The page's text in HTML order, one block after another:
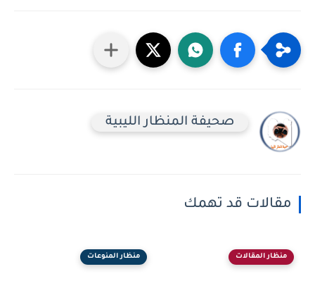
صحيفة المنظار الليبية
مقالات قد تهمك
منظار المقالات منظار المنوعات